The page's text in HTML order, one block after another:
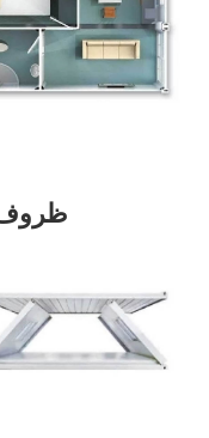
ظروف